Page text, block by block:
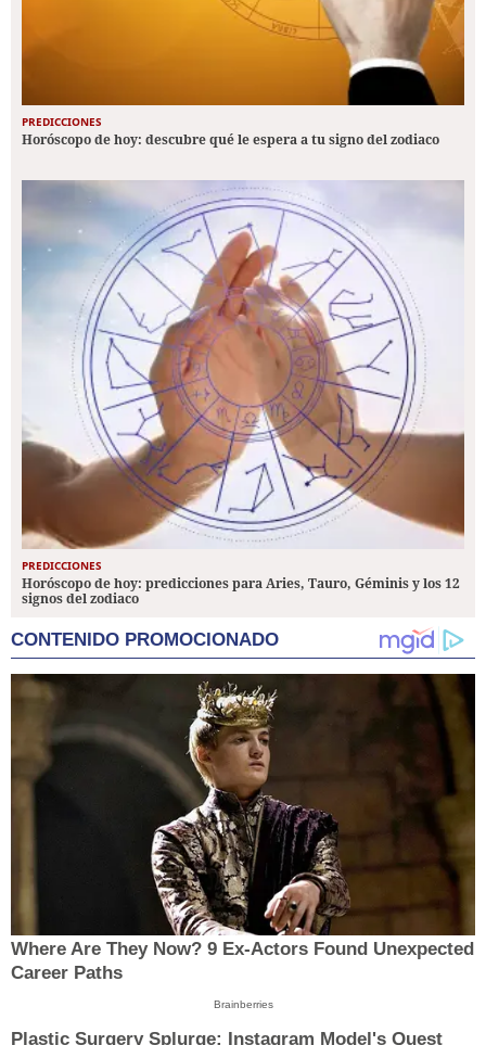
PREDICCIONES
Horóscopo de hoy: descubre qué le espera a tu signo del zodiaco
PREDICCIONES
Horóscopo de hoy: predicciones para Aries, Tauro, Géminis y los 12
signos del zodiaco
CONTENIDO PROMOCIONADO
Where Are They Now? 9 Ex-Actors Found Unexpected
Career Paths
Brainberries
Plastic Surgery Splurge: Instagram Model's Quest